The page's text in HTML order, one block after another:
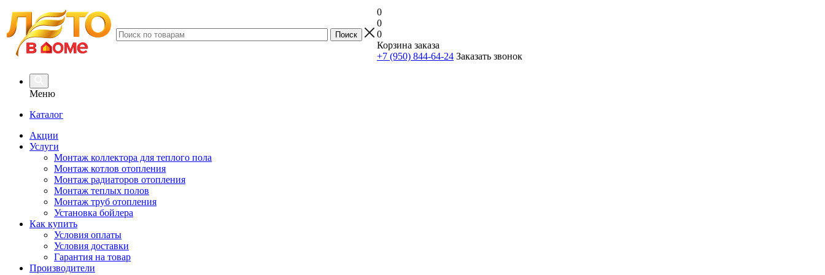
0
0
0
Корзина заказа
+7 (950) 844-64-24 Заказать звонок
Меню
Каталог
Акции
Услуги
Монтаж коллектора для теплого пола
Монтаж котлов отопления
Монтаж радиаторов отопления
Монтаж теплых полов
Монтаж труб отопления
Установка бойлера
Как купить
Условия оплаты
Условия доставки
Гарантия на товар
Производители